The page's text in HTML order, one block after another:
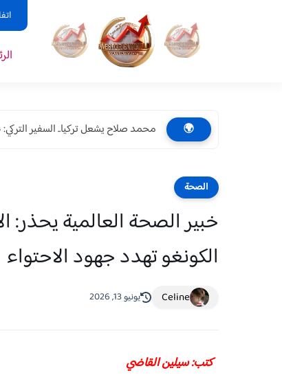
🌍 محمد صلاح يشعل تركيا.. السفير
الصحة
خبير الصحة العالمية يحذر:
الكونغو تهدد جهود الاحتواء
Celine يونيو 13, 2026
كتب: سيلين القاضي